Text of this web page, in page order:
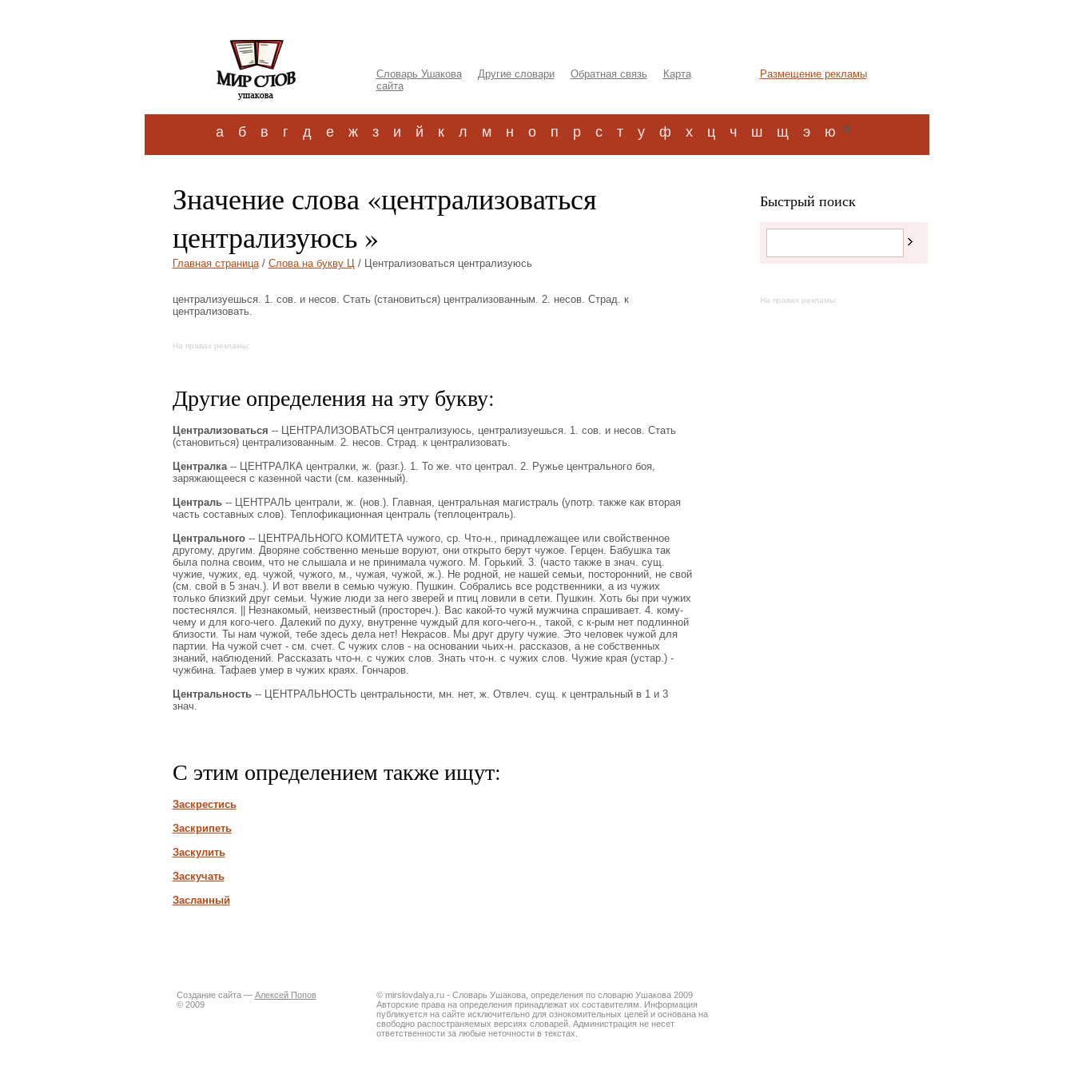
Словарь Ушакова Другие словари Обратная связь
Карта
сайта
Размещение рекламы
а б в г д е ж з и й к л м н о п р с т у ф х ц ч ш щ э ю я
Значение слова «централизоваться
централизуюсь »
Главная страница/ Слова на букву Ц/ Централизоваться централизуюсь
централизуешься. 1. сов. и несов. Стать (становиться) централизованным. 2. несов. Страд. к
централизовать.
На правах рекламы:
Другие определения на эту букву:
Централизоваться -- ЦЕНТРАЛИЗОВАТЬСЯ централизуюсь, централизуешься. 1. сов. и несов. Стать
(становиться) централизованным. 2. несов. Страд. к централизовать.
Централка-- ЦЕНТРАЛКА централки, ж. (разг.). 1. То же. что централ. 2. Ружье центрального боя,
заряжающееся с казенной части (см. казенный).
Централь-- ЦЕНТРАЛЬ централи, ж. (нов.). Главная, центральная магистраль (употр. также как вторая
часть составных слов). Теплофикационная централь (теплоцентраль).
Центрального-- ЦЕНТРАЛЬНОГО КОМИТЕТА чужого, ср. Что-н., принадлежащее или свойственное
другому, другим. Дворяне собственно меньше воруют, они открыто берут чужое. Герцен. Бабушка так
была полна своим, что не слышала и не принимала чужого. М. Горький. 3. (часто также в знач. сущ.
чужие, чужих, ед. чужой, чужого, м., чужая, чужой, ж.). Не родной, не нашей семьи, посторонний, не свой
(см. свой в 5 знач.). И вот ввели в семью чужую. Пушкин. Собрались все родственники, а из чужих
только близкий друг семьи. Чужие люди за него зверей и птиц ловили в сети. Пушкин. Хоть бы при чужих
постеснялся. || Незнакомый, неизвестный (простореч.). Вас какой-то чужй мужчина спрашивает. 4. кому-
чему и для кого-чего. Далекий по духу, внутренне чуждый для кого-чего-н., такой, с к-рым нет подлинной
близости. Ты нам чужой, тебе здесь дела нет! Некрасов. Мы друг другу чужие. Это человек чужой для
партии. На чужой счет - см. счет. С чужих слов - на основании чьих-н. рассказов, а не собственных
знаний, наблюдений. Рассказать что-н. с чужих слов. Знать что-н. с чужих слов. Чужие края (устар.) -
чужбина. Тафаев умер в чужих краях. Гончаров.
Центральность-- ЦЕНТРАЛЬНОСТЬ центральности, мн. нет, ж. Отвлеч. сущ. к центральный в 1 и 3
знач.
С этим определением также ищут:
Заскрестись
Заскрипеть
Заскулить
Заскучать
Засланный
Быстрый поиск
На правах рекламы:
Создание сайта — Алексей Попов
© 2009
© mirslovdalya.ru - Словарь Ушакова, определения по словарю Ушакова 2009
Авторские права на определения принадлежат их составителям. Информация
публикуется на сайте исключительно для ознокомительных целей и основана на
свободно распостраняемых версиях словарей. Администрация не несет
ответственности за любые неточности в текстах.